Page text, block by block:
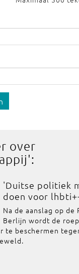
over
':
'Duitse politiek
doen voor
Na de aanslag op de
Berlijn wordt de
te beschermen